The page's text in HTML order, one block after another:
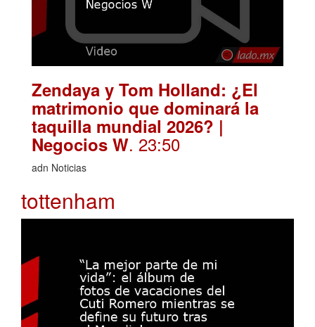
Zendaya y Tom Holland: ¿El
matrimonio que dominará la
taquilla mundial 2026? |
Negocios W. 23:50
adn Noticias
tottenham